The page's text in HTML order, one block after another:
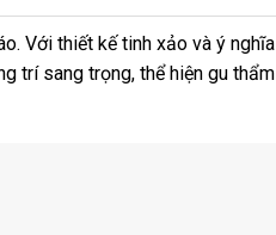
Với thiết kế tinh xảo và ý nghĩa
trí sang trọng, thể hiện gu thẩm